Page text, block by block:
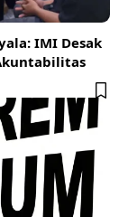
IMI Desak